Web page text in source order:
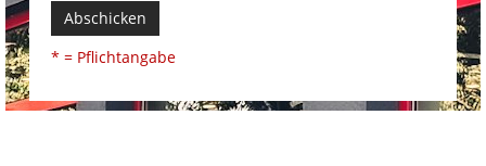
Abschicken
* = Pflichtangabe